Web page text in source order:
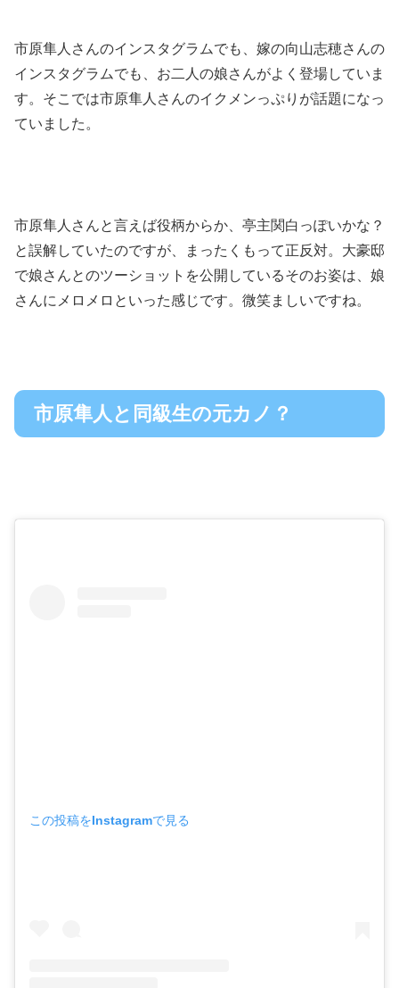
市原隼人さんのインスタグラムでも、嫁の向山志穂さんの
インスタグラムでも、お二人の娘さんがよく登場していま
す。そこでは市原隼人さんのイクメンっぷりが話題になっ
ていました。
市原隼人さんと言えば役柄からか、亭主関白っぽいかな？
と誤解していたのですが、まったくもって正反対。大豪邸
で娘さんとのツーショットを公開しているそのお姿は、娘
さんにメロメロといった感じです。微笑ましいですね。
市原隼人と同級生の元カノ？
この投稿をInstagramで見る